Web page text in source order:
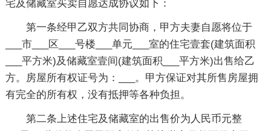
宅及储藏室买卖自愿达成协议如下：
第一条经甲乙双方共同协商，甲方夫妻自愿将位于
___市___区___号楼___单元___室的住宅壹套(建筑面积
___平方米)及储藏室壹间(建筑面积___平方米)出售给乙
方。房屋所有权证号为：___。甲方保证对其所售房屋拥
有完全的所有权，没有抵押等各种负担。
第二条上述住宅及储藏室的出售价为人民币元整